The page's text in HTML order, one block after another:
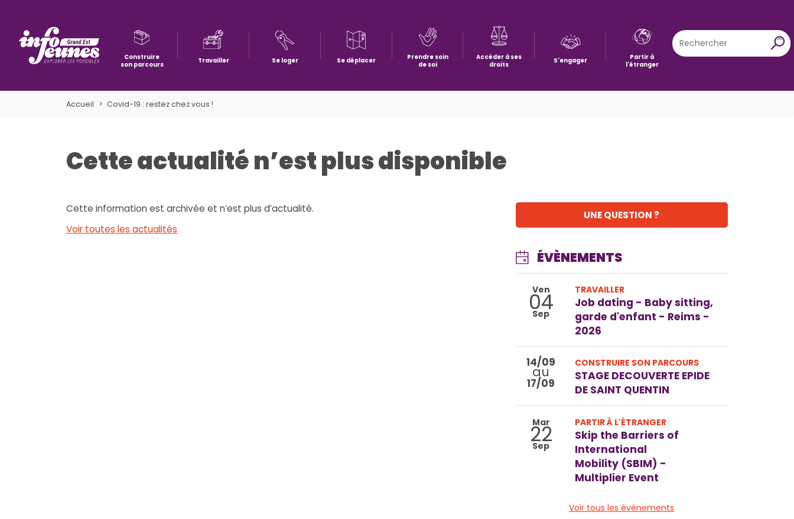
Construire
son parcours
Travailler Se loger Se déplacer
Prendre soin
de soi
Accéder à ses
droits
S'engager
Partir à
l'étranger
Rechercher
X
Accueil Covid-19 : restez chez vous !
Cette actualité n’est plus disponible
Cette information est archivée et n’est plus d’actualité.
Voir toutes les actualités
UNE QUESTION ?
ÉVÈNEMENTS
Ven
04
Sep
TRAVAILLER
Job dating - Baby sitting,
garde d'enfant - Reims -
2026
14/09
au
17/09
CONSTRUIRE SON PARCOURS
STAGE DECOUVERTE EPIDE
DE SAINT QUENTIN
Mar
22
Sep
PARTIR À L'ÉTRANGER
Skip the Barriers of
International
Mobility (SBIM) -
Multiplier Event
Voir tous les évènements